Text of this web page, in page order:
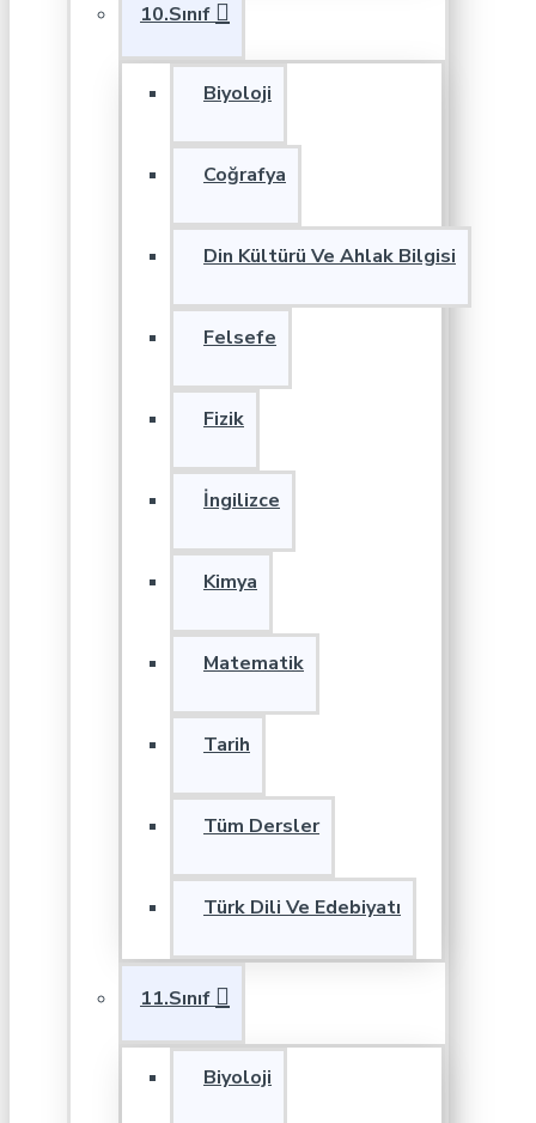
10.Sınıf
Biyoloji
Coğrafya
Din Kültürü Ve Ahlak Bilgisi
Felsefe
Fizik
İngilizce
Kimya
Matematik
Tarih
Tüm Dersler
Türk Dili Ve Edebiyatı
11.Sınıf
Biyoloji